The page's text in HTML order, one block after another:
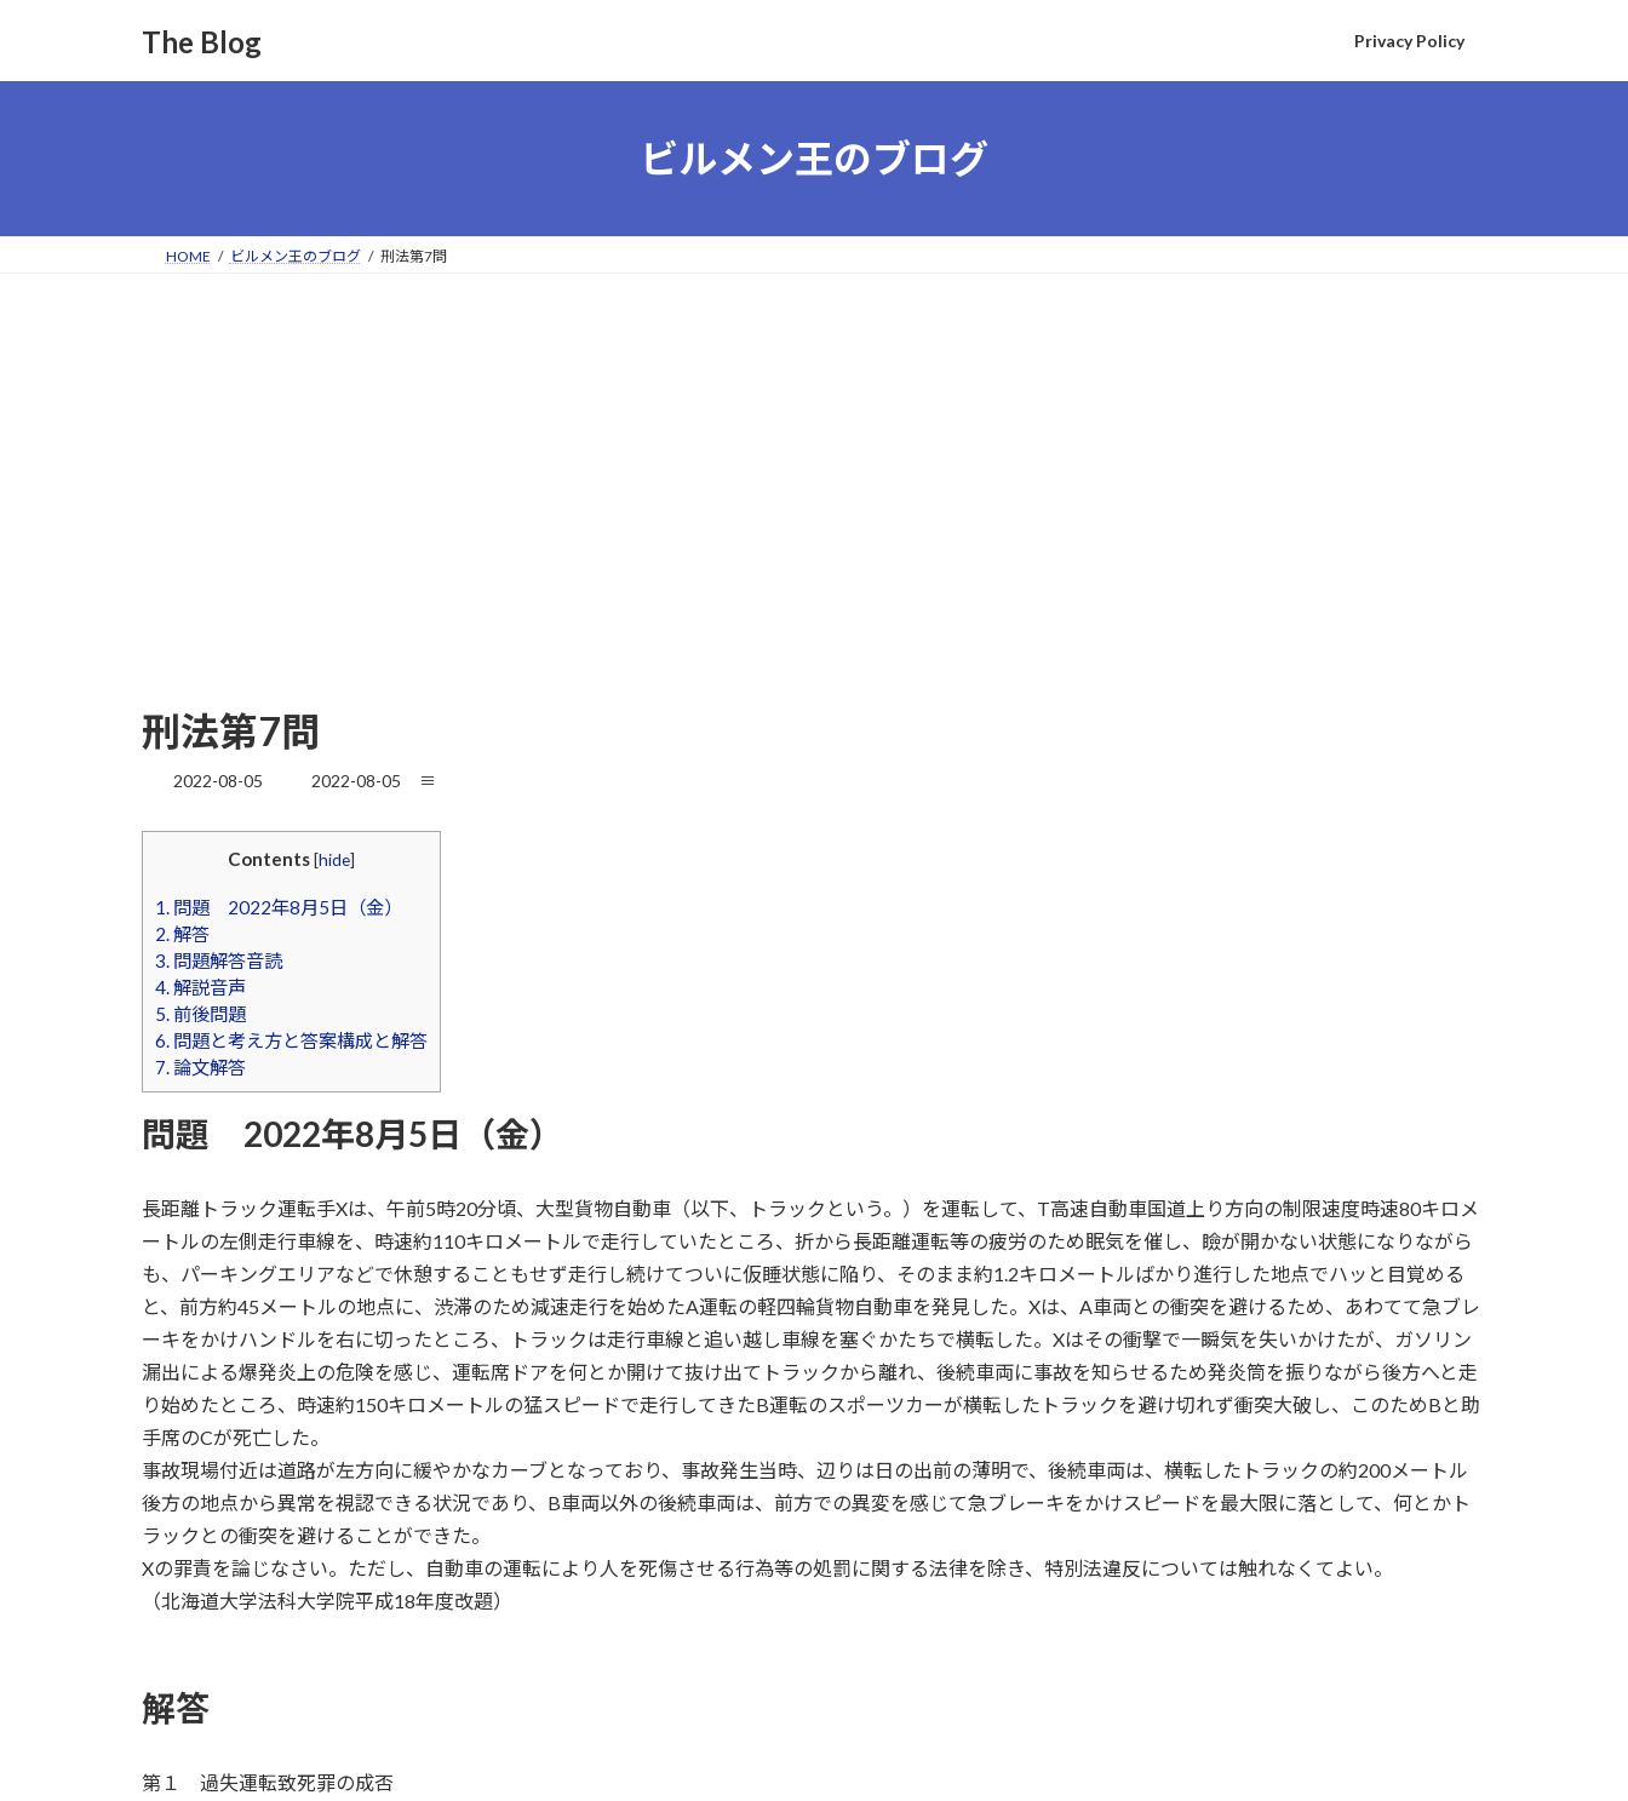
The Blog Privacy Policy
ビルメン王のブログ
HOME ビルメン王のブログ 刑法第7問
刑法第7問
2022-08-05
最
更
新
時
:
2022-08-05 ≡
Contents[hide]
1. 問題 2022年8月5日（金）
2.解答
3. 問題解答音読
4.解説音声
5. 前後問題
6. 問題と考え方と答案構成と解答
7.論文解答
問題 2022年8月5日（金）
長距離トラック運転手Xは、午前5時20分頃、大型貨物自動車（以下、トラックという。）を運転して、T高速自動車国道上り方向の制限速度時速80キロメ
ートルの左側走行車線を、時速約110キロメートルで走行していたところ、折から長距離運転等の疲労のため眠気を催し、瞼が開かない状態になりながら
も、パーキングエリアなどで休憩することもせず走行し続けてついに仮睡状態に陥り、そのまま約1.2キロメートルばかり進行した地点でハッと目覚める
と、前方約45メートルの地点に、渋滞のため減速走行を始めたA運転の軽四輪貨物自動車を発見した。Xは、A車両との衝突を避けるため、あわてて急ブレ
ーキをかけハンドルを右に切ったところ、トラックは走行車線と追い越し車線を塞ぐかたちで横転した。Xはその衝撃で一瞬気を失いかけたが、ガソリン
漏出による爆発炎上の危険を感じ、運転席ドアを何とか開けて抜け出てトラックから離れ、後続車両に事故を知らせるため発炎筒を振りながら後方へと走
り始めたところ、時速約150キロメートルの猛スピードで走行してきたB運転のスポーツカーが横転したトラックを避け切れず衝突大破し、このためBと助
手席のCが死亡した。
事故現場付近は道路が左方向に緩やかなカーブとなっており、事故発生当時、辺りは日の出前の薄明で、後続車両は、横転したトラックの約200メートル
後方の地点から異常を視認できる状況であり、B車両以外の後続車両は、前方での異変を感じて急ブレーキをかけスピードを最大限に落として、何とかト
ラックとの衝突を避けることができた。
Xの罪責を論じなさい。ただし、自動車の運転により人を死傷させる行為等の処罰に関する法律を除き、特別法違反については触れなくてよい。
（北海道大学法科大学院平成18年度改題）
解答
第１ 過失運転致死罪の成否